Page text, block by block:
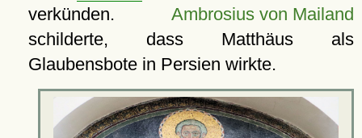
verkünden. Ambrosius von Mailand
schilderte, dass Matthäus als
Glaubensbote in Persien wirkte.